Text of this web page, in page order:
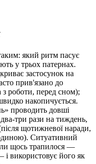
який ритм пасує
у трьох патернах.
застосунок на
прив'язано до
роботи, перед сном);
накопичується.
проводить довші
три рази на тиждень,
щотижневої наради,
Ситуативний
щось трапилося —
використовує його як